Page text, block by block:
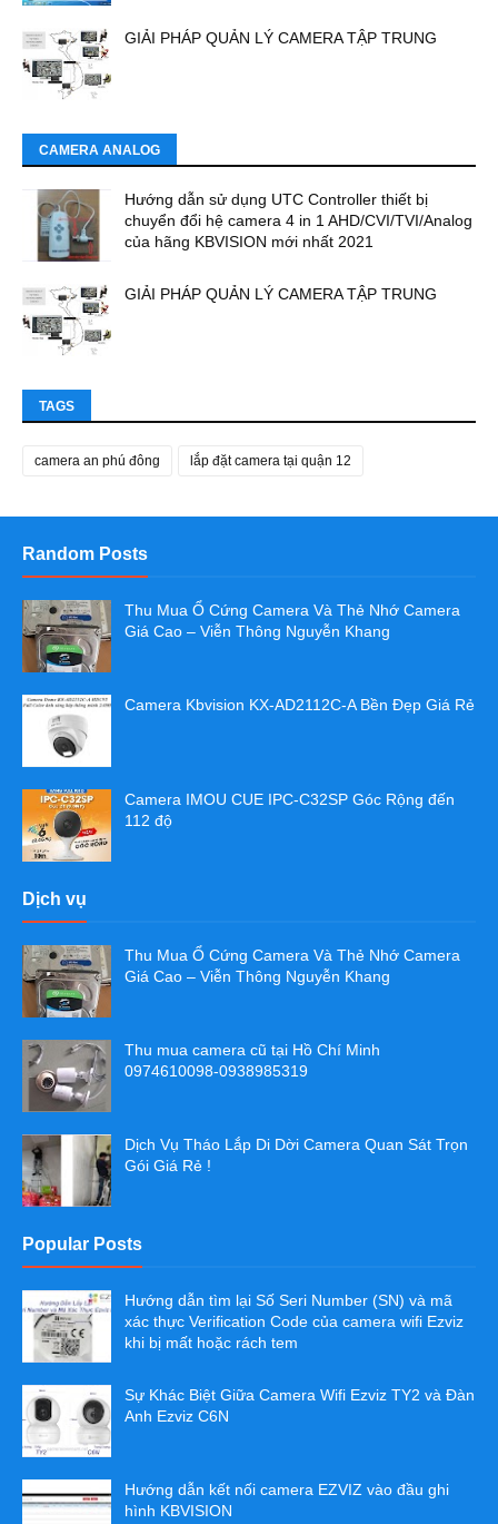
GIẢI PHÁP QUẢN LÝ CAMERA TẬP TRUNG
CAMERA ANALOG
Hướng dẫn sử dụng UTC Controller thiết bị
chuyển đổi hệ camera 4 in 1 AHD/CVI/TVI/Analog
của hãng KBVISION mới nhất 2021
GIẢI PHÁP QUẢN LÝ CAMERA TẬP TRUNG
TAGS
camera an phú đông lắp đặt camera tại quận 12
Random Posts
Thu Mua Ổ Cứng Camera Và Thẻ Nhớ Camera
Giá Cao – Viễn Thông Nguyễn Khang
Camera Kbvision KX-AD2112C-A Bền Đẹp Giá Rẻ
Camera IMOU CUE IPC-C32SP Góc Rộng đến
112 độ
Dịch vụ
Thu Mua Ổ Cứng Camera Và Thẻ Nhớ Camera
Giá Cao – Viễn Thông Nguyễn Khang
Thu mua camera cũ tại Hồ Chí Minh
0974610098-0938985319
Dịch Vụ Tháo Lắp Di Dời Camera Quan Sát Trọn
Gói Giá Rẻ !
Popular Posts
Hướng dẫn tìm lại Số Seri Number (SN) và mã
xác thực Verification Code của camera wifi Ezviz
khi bị mất hoặc rách tem
Sự Khác Biệt Giữa Camera Wifi Ezviz TY2 và Đàn
Anh Ezviz C6N
Hướng dẫn kết nối camera EZVIZ vào đầu ghi
hình KBVISION